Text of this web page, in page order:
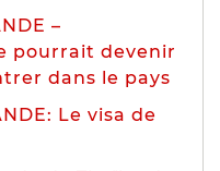
–
pourrait devenir
dans le pays
Le visa de